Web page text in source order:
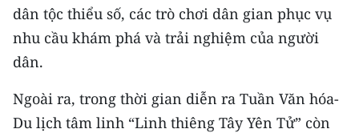
Chuyên trang TP. Hồ Chí Minh
CHUYÊN ĐỀ
CÁC CHUYÊN TRANG
dân tộc thiểu số, các trò chơi dân gian phục vụ
nhu cầu khám phá và trải nghiệm của người
dân.
Ngoài ra, trong thời gian diễn ra Tuần Văn hóa-
Du lịch tâm linh “Linh thiêng Tây Yên Tử” còn